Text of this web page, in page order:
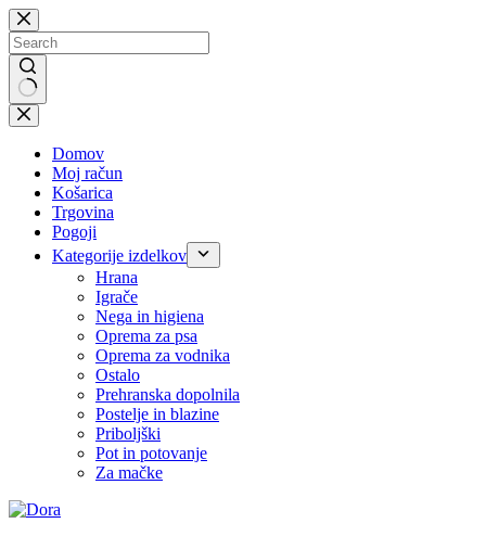
Skip
to
content
No
results
Domov
Moj račun
Košarica
Trgovina
Pogoji
Kategorije izdelkov
Hrana
Igrače
Nega in higiena
Oprema za psa
Oprema za vodnika
Ostalo
Prehranska dopolnila
Postelje in blazine
Priboljški
Pot in potovanje
Za mačke